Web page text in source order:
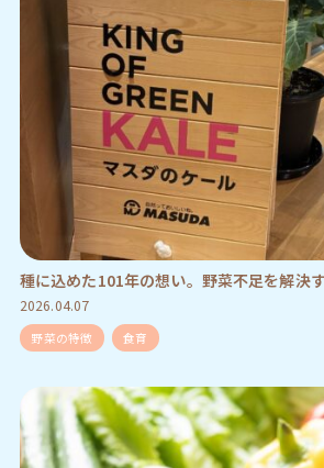
種に込めた101年の想い。野菜不足を解決
2026.04.07
野菜の特徴 食育